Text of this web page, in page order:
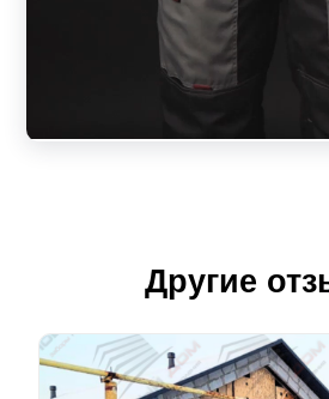
Другие